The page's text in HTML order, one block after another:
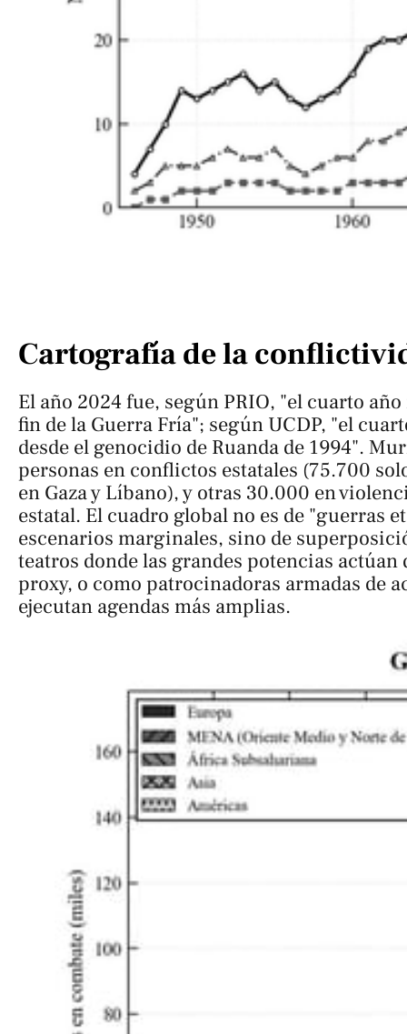
Cartografía de la
El año 2024 fue, según PRIO, "el cuarto
fin de la Guerra Fría"; según UCDP, "el
desde el genocidio de Ruanda de 1994".
personas en conflictos estatales (75.700
en Gaza y Líbano), y otras 30.000 en
estatal. El cuadro global no es de "guerras
escenarios marginales, sino de
teatros donde las grandes potencias
proxy, o como patrocinadoras armadas de
ejecutan agendas más amplias.